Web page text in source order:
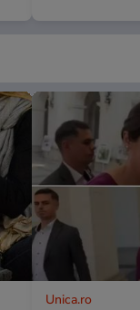
Unica.ro